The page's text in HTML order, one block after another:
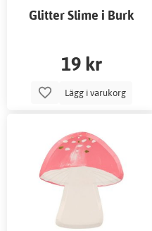
Glitter Slime i Burk
19 kr
Lägg i varukorg